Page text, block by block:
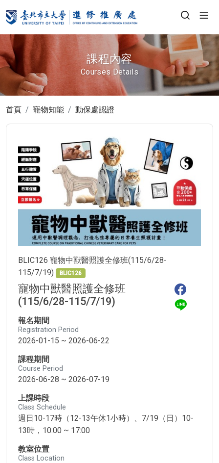
課程內容
Courses Details
首頁 寵物知能 動保處認證
BLIC126 寵物中獸醫照護全修班(115/6/28-
115/7/19)
BLIC126
寵物中獸醫照護全修班
(115/6/28-115/7/19)
報名期間
Registration Period
2026-01-15 ~ 2026-06-22
課程期間
Course Period
2026-06-28 ~ 2026-07-19
上課時段
Class Schedule
週日10-17時（12-13午休1小時）、7/19（日）10-
13時，10:00 ~ 17:00
教室位置
Class Location